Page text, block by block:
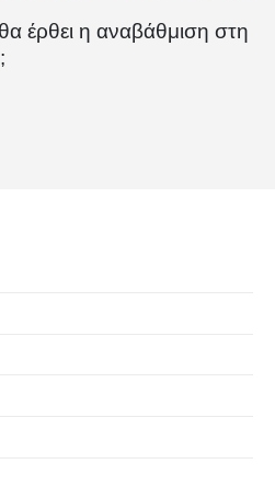
έρθει η αναβάθμιση στη